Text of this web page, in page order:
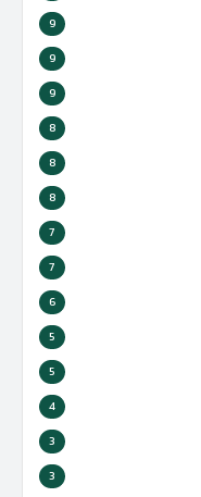
9
9
9
8
8
8
7
7
6
5
5
4
3
3